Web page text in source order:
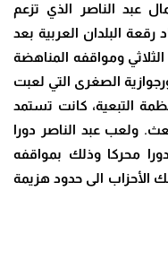
عبد الناصر الذي تزعم
رقعة البلدان العربية بعد
ومواقفه المناهضة
الصغرى التي لعبت
التبعية، كانت تستمد
ولعب عبد الناصر دورا
محركا وذلك بمواقفه
الأحزاب الى حدود هزيمة